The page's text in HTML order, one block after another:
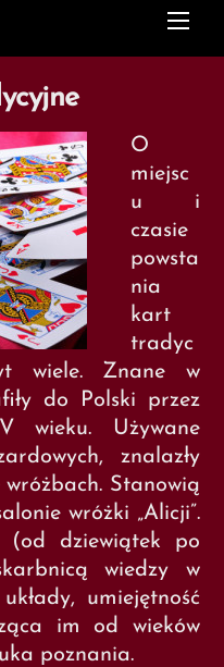
O
miejsc
u i
czasie
powsta
nia
kart
tradyc
wiele. Znane w
do Polski przez
wieku. Używane
znalazły
wróżbach. Stanowią
wróżki „Alicji”.
dziewiątek po
wiedzy w
umiejętność
im od wieków
poznania.